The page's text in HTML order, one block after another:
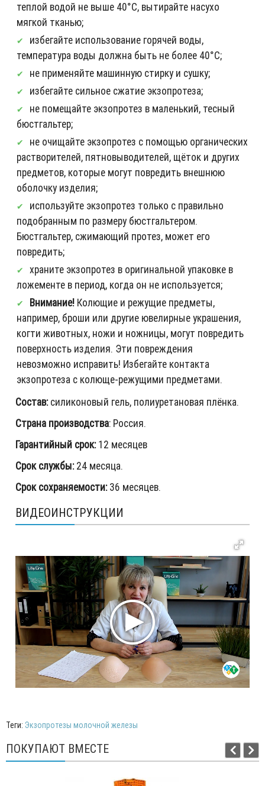
теплой водой не выше 40°C, вытирайте насухо
мягкой тканью;
избегайте использование горячей воды,
температура воды должна быть не более 40°C;
не применяйте машинную стирку и сушку;
избегайте сильное сжатие экзопротеза;
не помещайте экзопротез в маленький, тесный
бюстгальтер;
не очищайте экзопротез с помощью органических
растворителей, пятновыводителей, щёток и других
предметов, которые могут повредить внешнюю
оболочку изделия;
используйте экзопротез только с правильно
подобранным по размеру бюстгальтером.
Бюстгальтер, сжимающий протез, может его
повредить;
храните экзопротез в оригинальной упаковке в
ложементе в период, когда он не используется;
Внимание! Колющие и режущие предметы,
например, броши или другие ювелирные украшения,
когти животных, ножи и ножницы, могут повредить
поверхность изделия. Эти повреждения
невозможно исправить! Избегайте контакта
экзопротеза с колюще-режущими предметами.
Состав:силиконовый гель, полиуретановая плёнка.
Страна производства: Россия.
Гарантийный срок:12 месяцев
Срок службы:24 месяца.
Срок сохраняемости:36 месяцев.
ВИДЕОИНСТРУКЦИИ
Теги: Экзопротезы молочной железы
ПОКУПАЮТ ВМЕСТЕ